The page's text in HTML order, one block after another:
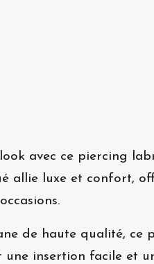
avec ce piercing
allie luxe et confort,
de haute qualité, ce
insertion facile et